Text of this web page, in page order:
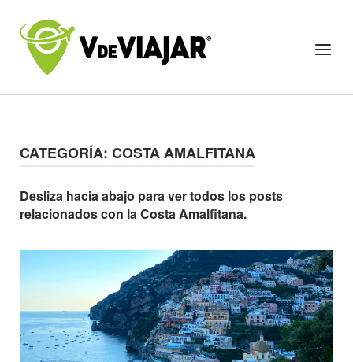
content
Home
Menu
CATEGORÍA: COSTA AMALFITANA
Desliza hacia abajo para ver todos los posts
relacionados con la Costa Amalfitana.
Open post